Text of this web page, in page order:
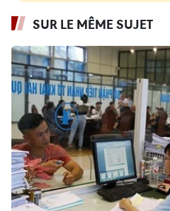
SUR LE MÊME SUJET